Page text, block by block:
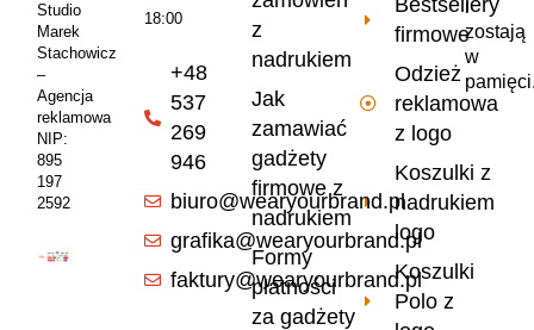
i
zostają
w
firmowe
Odzież
reklamowa
z logo
Koszulki z
nadrukiem
logo
Koszulki
Polo z
z
nadrukiem
Jak
zamawiać
gadżety
firmowe z
nadrukiem
Formy
płatności
za gadżety
18:00
+48
537
269
946
biuro@wearyourbrand.pl
grafika@wearyourbrand.pl
faktury@wearyourbrand.pl
Studio
Marek
Stachowicz
–
Agencja
reklamowa
NIP:
895
197
2592